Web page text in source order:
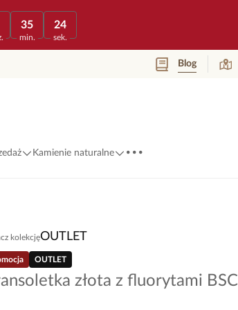
35
min.
24
sek.
Blog
Kamienie naturalne ...
kolekcjęOUTLET
złota z fluorytami
OUTLET